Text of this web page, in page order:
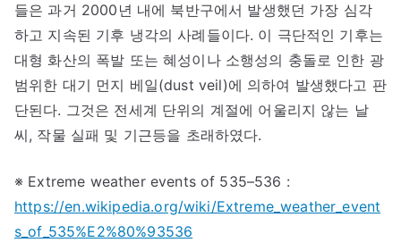
들은 과거 2000년 내에 북반구에서 발생했던 가장 심각
하고 지속된 기후 냉각의 사례들이다. 이 극단적인 기후는
대형 화산의 폭발 또는 혜성이나 소행성의 충돌로 인한 광
범위한 대기 먼지 베일(dust veil)에 의하여 발생했다고 판
단된다. 그것은 전세계 단위의 계절에 어울리지 않는 날
씨, 작물 실패 및 기근등을 초래하였다.
※ Extreme weather events of 535–536 :
https://en.wikipedia.org/wiki/Extreme_weather_event
s_of_535%E2%80%93536